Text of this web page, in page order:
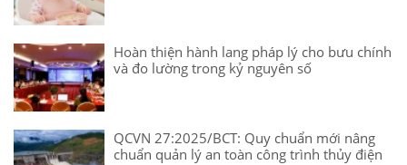
Hoàn thiện hành lang pháp lý cho bưu chính
và đo lường trong kỷ nguyên số
QCVN 27:2025/BCT: Quy chuẩn mới nâng
chuẩn quản lý an toàn công trình thủy điện